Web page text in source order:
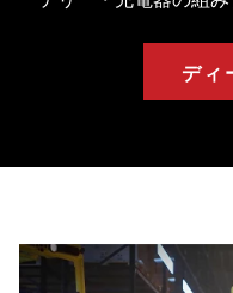
ディ